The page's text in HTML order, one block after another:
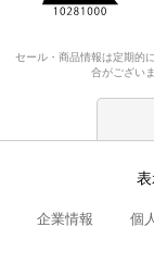
セール・商品情報は定期的
合がござい
企業情報 個